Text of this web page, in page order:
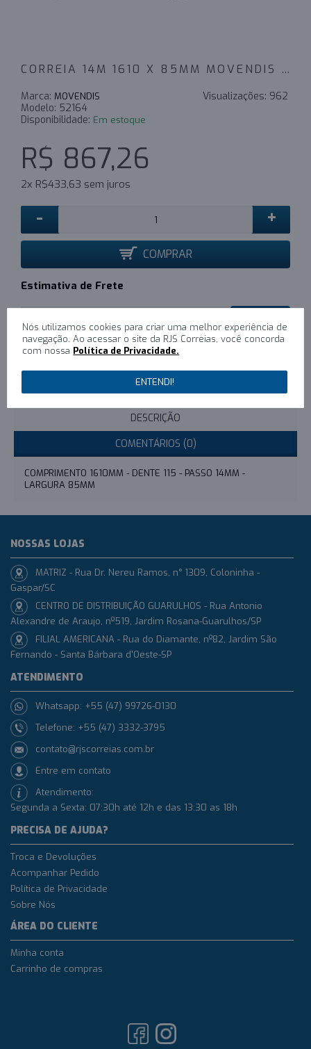
CORREIA 14M 1610 X 85MM MOVENDIS PERFORMANCE - INDUSTRIAL
Visualizações: 962
Marca: MOVENDIS
Modelo: 52164
Disponibilidade: Em estoque
R$ 867,26
2x R$433,63 sem juros
- +
COMPRAR
Estimativa de Frete
Escreva um comentário
DESCRIÇÃO
COMENTÁRIOS (0)
COMPRIMENTO 1610MM - DENTE 115 - PASSO 14MM -
LARGURA 85MM
Nós utilizamos cookies para criar uma melhor experiência de
navegação. Ao acessar o site da RJS Correias, você concorda
com nossa Política de Privacidade.
ENTENDI!
NOSSAS LOJAS
MATRIZ - Rua Dr. Nereu Ramos, n° 1309, Coloninha -
Gaspar/SC
CENTRO DE DISTRIBUIÇÃO GUARULHOS - Rua Antonio
Alexandre de Araujo, nº519, Jardim Rosana-Guarulhos/SP
FILIAL AMERICANA - Rua do Diamante, nº82, Jardim São
Fernando - Santa Bárbara d'Oeste-SP
ATENDIMENTO
Whatsapp: +55 (47) 99726-0130
Telefone: +55 (47) 3332-3795
contato@rjscorreias.com.br
Entre em contato
Atendimento:
Segunda a Sexta: 07:30h até 12h e das 13:30 as 18h
PRECISA DE AJUDA?
Troca e Devoluções
Acompanhar Pedido
Política de Privacidade
Sobre Nós
ÁREA DO CLIENTE
Minha conta
Carrinho de compras